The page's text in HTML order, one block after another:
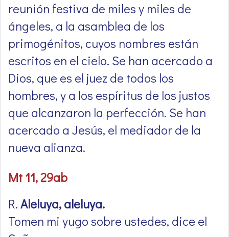
reunión festiva de miles y miles de
ángeles, a la asamblea de los
primogénitos, cuyos nombres están
escritos en el cielo. Se han acercado a
Dios, que es el juez de todos los
hombres, y a los espíritus de los justos
que alcanzaron la perfección. Se han
acercado a Jesús, el mediador de la
nueva alianza.
Mt 11, 29ab
R.Aleluya, aleluya.
Tomen mi yugo sobre ustedes, dice el